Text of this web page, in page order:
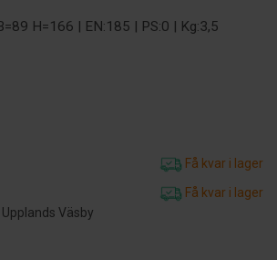
H=166 | EN:185 | PS:0 | Kg:3,5
Få kvar i lager
Få kvar i lager
Väsby